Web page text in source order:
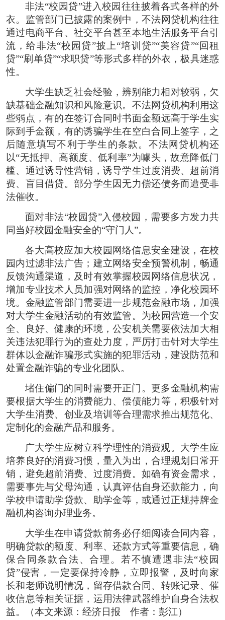
非法“校园贷”进入校园往往披着各式各样的外
衣。监管部门已披露的案例中，不法网贷机构往往
通过电商平台、社交平台甚至本地生活服务平台引
流，给非法“校园贷”披上“培训贷”“美容贷”“回租
贷”“刷单贷”“求职贷”等形式多样的外衣，极具迷惑
性。
大学生缺乏社会经验，辨别能力相对较弱，欠
缺基础金融知识和风险意识。不法网贷机构利用这
些弱点，有的在签订合同时书面金额远高于学生实
际到手金额，有的诱骗学生在空白合同上签字，之
后随意填写不利于学生的条款。不法网贷机构还
以“无抵押、高额度、低利率”为噱头，故意降低门
槛、通过诱导性营销，诱导学生过度消费、超前消
费、盲目借贷。部分学生因无力偿还债务而遭受非
法催收。
面对非法“校园贷”入侵校园，需要多方发力共
同当好校园金融安全的“守门人”。
各大高校应加大校园网络信息安全建设，在校
园内过滤非法广告；建立网络安全预警机制，畅通
反馈沟通渠道，及时有效掌握校园网络信息状况，
增加专业技术人员加强对网络的监控，净化校园环
境。金融监管部门需要进一步规范金融市场，加强
对大学生金融活动的有效监管。为校园营造一个安
全、良好、健康的环境，公安机关需要依法加大相
关违法犯罪行为的查处力度，严厉打击针对大学生
群体以金融诈骗形式实施的犯罪活动，建设防范和
处置金融诈骗的专业化团队。
堵住偏门的同时需要开正门。更多金融机构需
要根据大学生的消费能力、偿债能力等，积极针对
大学生消费、创业及培训等合理需求推出规范化、
定制化的金融产品和服务。
广大学生应树立科学理性的消费观。大学生应
培养良好的消费习惯，量入为出，合理规划日常开
销，避免超前消费、过度消费。如确有资金需求，
需要事先与父母沟通，认真评估自身还款能力，向
学校申请助学贷款、助学金等，或通过正规持牌金
融机构咨询办理业务。
大学生在申请贷款前务必仔细阅读合同内容，
明确贷款的额度、利率、还款方式等重要信息，确
保合同条款合法、合理。若不慎遭遇非法“校园
贷”侵害，一定要保持冷静，立即报警，及时向家
长和老师说明情况，留存借款合同、转账记录、催
收信息等相关证据，运用法律武器维护自身合法权
益。（本文来源：经济日报 作者：彭江）